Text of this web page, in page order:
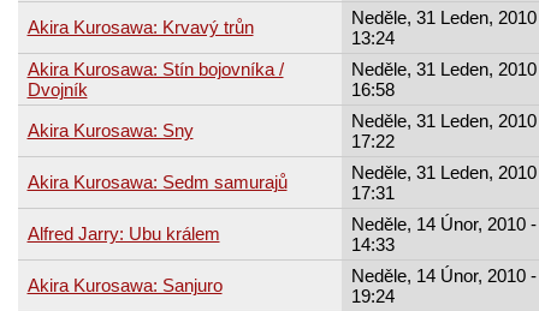
Akira Kurosawa: Krvavý trůn
Neděle, 31 Leden,
13:24
Akira Kurosawa: Stín bojovníka /
Dvojník
Neděle, 31 Leden,
16:58
Akira Kurosawa: Sny
Neděle, 31 Leden,
17:22
Akira Kurosawa: Sedm samurajů
Neděle, 31 Leden,
17:31
Alfred Jarry: Ubu králem
Neděle, 14 Únor, 2010 -
14:33
Akira Kurosawa: Sanjuro
Neděle, 14 Únor, 2010 -
19:24